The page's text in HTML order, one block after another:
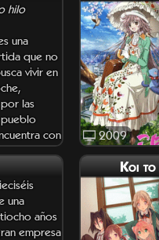
hilo
una
que no
vivir en
las
pueblo
con
de la que
2009
una
años
empresa
Koi to